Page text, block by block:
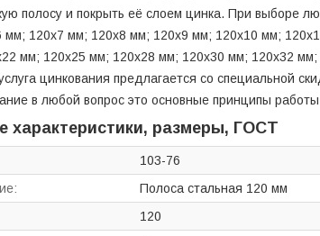
полосу и покрыть её слоем цинка. При выборе
мм; 120х7 мм; 120х8 мм; 120х9 мм; 120х10 мм;
мм; 120х25 мм; 120х28 мм; 120х30 мм; 120х32
цинкования предлагается со специальной
в любой вопрос это основные принципы
характеристики, размеры, ГОСТ
103-76
Полоса стальная 120 мм
120